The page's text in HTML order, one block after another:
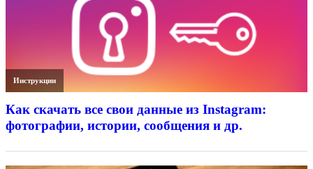
Инструкции
Как скачать все свои данные из Instagram:
фотографии, истории, сообщения и др.